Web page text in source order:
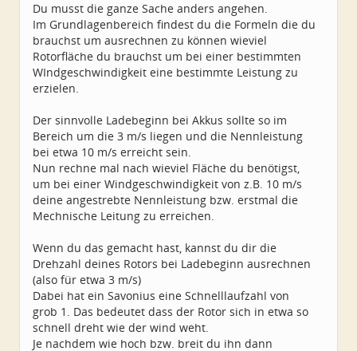
Du musst die ganze Sache anders angehen.
Im Grundlagenbereich findest du die Formeln die du
brauchst um ausrechnen zu können wieviel
Rotorfläche du brauchst um bei einer bestimmten
WIndgeschwindigkeit eine bestimmte Leistung zu
erzielen.
Der sinnvolle Ladebeginn bei Akkus sollte so im
Bereich um die 3 m/s liegen und die Nennleistung
bei etwa 10 m/s erreicht sein.
Nun rechne mal nach wieviel Fläche du benötigst,
um bei einer Windgeschwindigkeit von z.B. 10 m/s
deine angestrebte Nennleistung bzw. erstmal die
Mechnische Leitung zu erreichen.
Wenn du das gemacht hast, kannst du dir die
Drehzahl deines Rotors bei Ladebeginn ausrechnen
(also für etwa 3 m/s)
Dabei hat ein Savonius eine Schnelllaufzahl von
grob 1. Das bedeutet dass der Rotor sich in etwa so
schnell dreht wie der wind weht.
Je nachdem wie hoch bzw. breit du ihn dann